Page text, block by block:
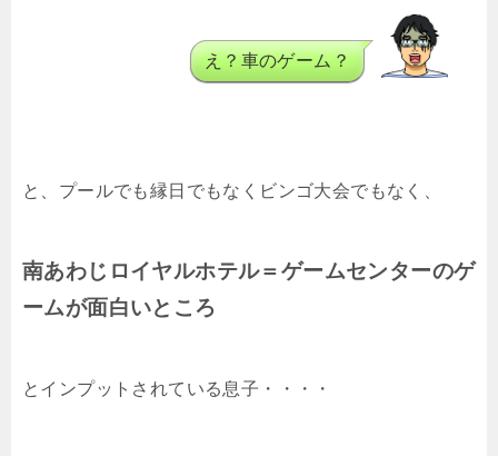
え？車のゲーム？
と、プールでも縁日でもなくビンゴ大会でもなく、
南あわじロイヤルホテル＝ゲームセンターのゲ
ームが面白いところ
とインプットされている息子・・・・